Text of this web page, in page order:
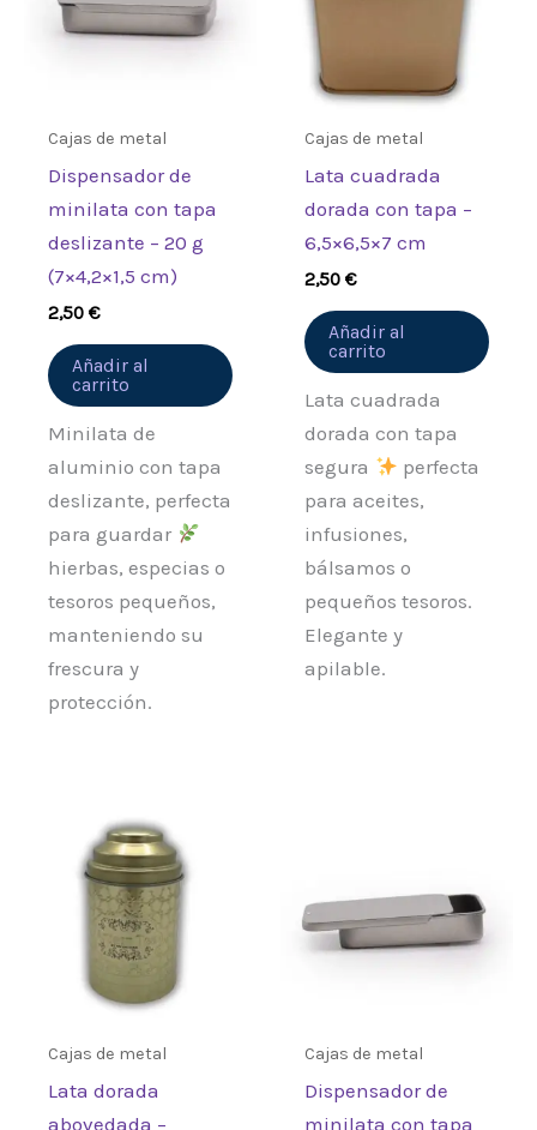
valoración.
Cajas de metal
Dispensador de
minilata con tapa
deslizante – 20 g
(7×4,2×1,5 cm)
2,50€
Añadir al
carrito
Minilata de
aluminio con tapa
deslizante, perfecta
para guardar
hierbas, especias o
tesoros pequeños,
manteniendo su
frescura y
protección.
Cajas de metal
Lata cuadrada
dorada con tapa –
6,5×6,5×7 cm
2,50€
Añadir al
carrito
Lata cuadrada
dorada con tapa
segura
perfecta
para aceites,
infusiones,
bálsamos o
pequeños tesoros.
Elegante y
apilable.
Cajas de metal
Lata dorada
abovedada –
Cajas de metal
Dispensador de
minilata con tapa